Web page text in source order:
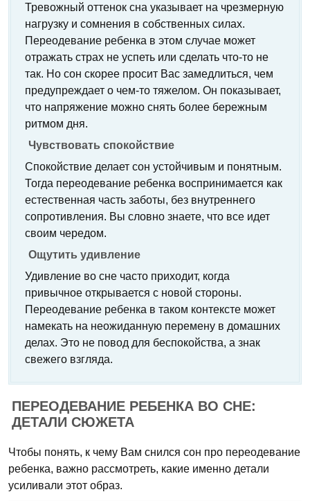
Тревожный оттенок сна указывает на чрезмерную
нагрузку и сомнения в собственных силах.
Переодевание ребенка в этом случае может
отражать страх не успеть или сделать что-то не
так. Но сон скорее просит Вас замедлиться, чем
предупреждает о чем-то тяжелом. Он показывает,
что напряжение можно снять более бережным
ритмом дня.
Чувствовать спокойствие
Спокойствие делает сон устойчивым и понятным.
Тогда переодевание ребенка воспринимается как
естественная часть заботы, без внутреннего
сопротивления. Вы словно знаете, что все идет
своим чередом.
Ощутить удивление
Удивление во сне часто приходит, когда
привычное открывается с новой стороны.
Переодевание ребенка в таком контексте может
намекать на неожиданную перемену в домашних
делах. Это не повод для беспокойства, а знак
свежего взгляда.
ПЕРЕОДЕВАНИЕ РЕБЕНКА ВО СНЕ:
ДЕТАЛИ СЮЖЕТА
Чтобы понять, к чему Вам снился сон про переодевание
ребенка, важно рассмотреть, какие именно детали
усиливали этот образ.